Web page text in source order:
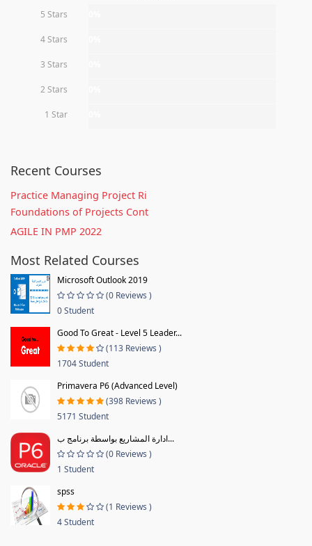
5 Stars
4 Stars
3 Stars
2 Stars
1 Star
Recent Courses
Practice Managing Project Ri
Foundations of Projects Cont
AGILE IN PMP 2022
Most Related Courses
Microsoft Outlook 2019
(0 Reviews )
0 Student
Good To Great - Level 5 Leader...
(113 Reviews )
1704 Student
Primavera P6 (Advanced Level)
(398 Reviews )
5171 Student
ادارة المشاريع بواسطة برنامج ب...
(0 Reviews )
1 Student
spss
(1 Reviews )
4 Student